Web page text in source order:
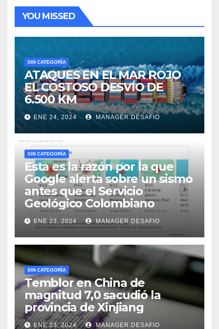
YOU MISSED
SIN CATEGORÍA
ATAQUES EN EL MAR ROJO
EL COSTOSO DESVÍO DE
6.500 KM
ENE 24, 2024 MANAGER.DESAFIO
SIN CATEGORÍA
Esta es la razón por la que
Google alerta sobre un sismo
antes que el Servicio
Geológico Colombiano
ENE 23, 2024 MANAGER.DESAFIO
SIN CATEGORÍA
Temblor en China de
magnitud 7,0 sacudió la
provincia de Xinjiang
ENE 23, 2024 MANAGER.DESAFIO